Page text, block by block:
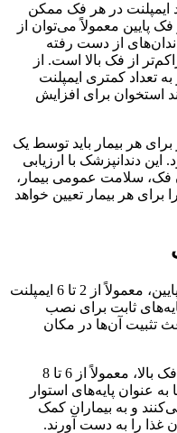
ایمپلنت در هر فک ممکن
پایین معمولاً می‌توان از
از دست رفته
از فک بالا است. از
تعداد کمتری ایمپلنت
استخوان برای افزایش
برای هر بیمار باید توسط یک
دندانپزشک با ارزیابی
فک، سلامت عمومی بیمار،
برای هر بیمار تعیین خواهد
به منظور جایگزینی کل دندان‌های فک پایین، معمولاً از 2 تا 6 ایمپلنت
ثابت برای نصب
تثبیت آن‌ها در مکان
همچنین، برای جایگزینی کل دندان‌های فک بالا، معمولاً از 6 تا 8
عنوان پایه‌های استوار
و به بیماران کمک
غذا را به دست آورند.